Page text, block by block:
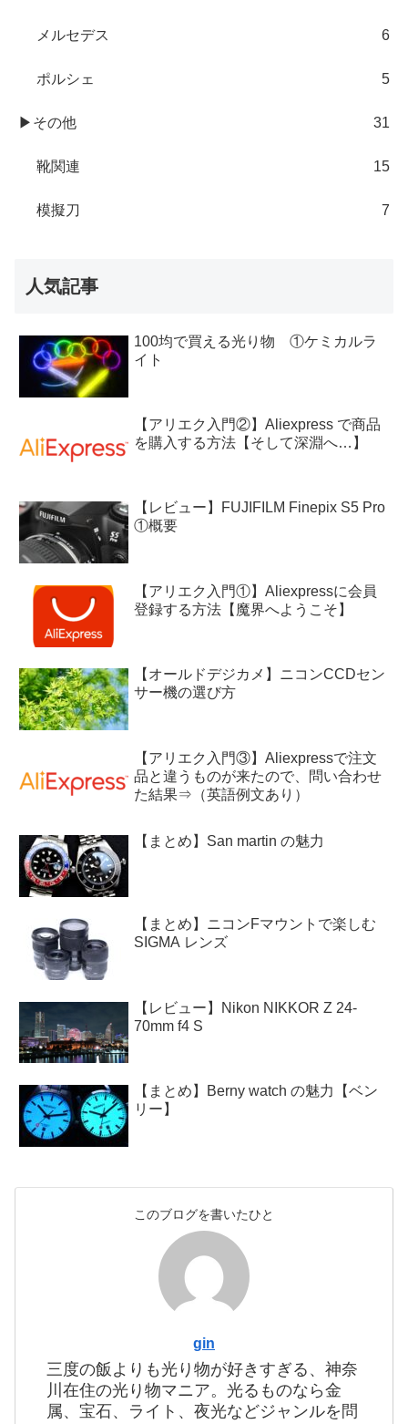
メルセデス 6
ポルシェ 5
▶その他 31
靴関連 15
模擬刀 7
人気記事
100均で買える光り物 ①ケミカルラ
イト
【アリエク入門②】Aliexpress で商品
を購入する方法【そして深淵へ…】
【レビュー】FUJIFILM Finepix S5 Pro
①概要
【アリエク入門①】Aliexpressに会員
登録する方法【魔界へようこそ】
【オールドデジカメ】ニコンCCDセン
サー機の選び方
【アリエク入門③】Aliexpressで注文
品と違うものが来たので、問い合わせ
た結果⇒（英語例文あり）
【まとめ】San martin の魅力
【まとめ】ニコンFマウントで楽しむ
SIGMA レンズ
【レビュー】Nikon NIKKOR Z 24-
70mm f4 S
【まとめ】Berny watch の魅力【ベン
リー】
このブログを書いたひと
gin
三度の飯よりも光り物が好きすぎる、神奈
川在住の光り物マニア。光るものなら金
属、宝石、ライト、夜光などジャンルを問